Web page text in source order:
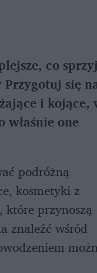
co
się
i kojące,
właśnie one
podróżną
kosmetyki z
przynoszą
znaleźć wśród